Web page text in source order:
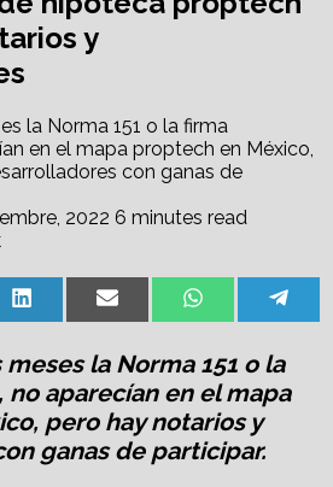
y
la Norma 151 o la firma
en el mapa proptech en México,
con ganas de
2022 6 minutes read
LinkedIn WhatsApp
la Norma 151 o la
aparecían en el mapa
pero hay notarios y
ganas de participar.